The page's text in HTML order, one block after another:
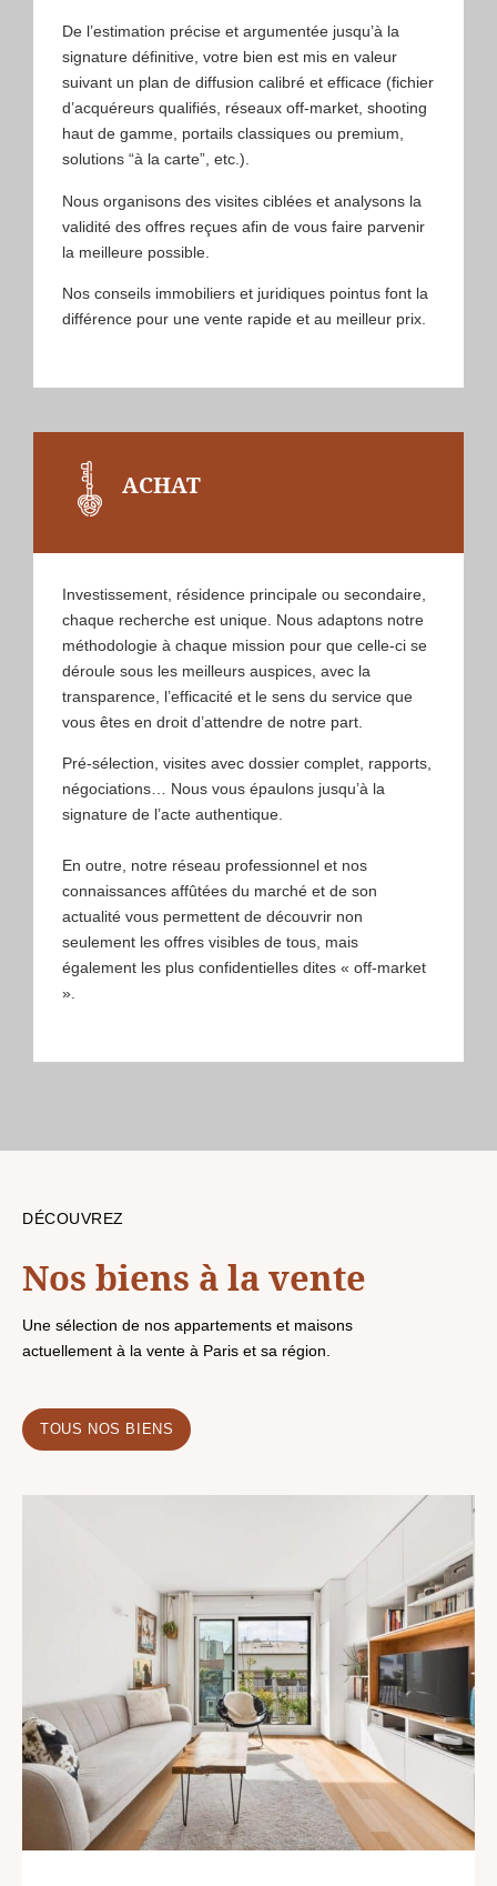
De l’estimation précise et argumentée jusqu’à la
signature définitive, votre bien est mis en valeur
suivant un plan de diffusion calibré et efficace (fichier
d’acquéreurs qualifiés, réseaux off-market, shooting
haut de gamme, portails classiques ou premium,
solutions “à la carte”, etc.).
Nous organisons des visites ciblées et analysons la
validité des offres reçues afin de vous faire parvenir
la meilleure possible.
Nos conseils immobiliers et juridiques pointus font la
différence pour une vente rapide et au meilleur prix.
ACHAT
Investissement, résidence principale ou secondaire,
chaque recherche est unique. Nous adaptons notre
méthodologie à chaque mission pour que celle-ci se
déroule sous les meilleurs auspices, avec la
transparence, l’efficacité et le sens du service que
vous êtes en droit d’attendre de notre part.
Pré-sélection, visites avec dossier complet, rapports,
négociations… Nous vous épaulons jusqu’à la
signature de l’acte authentique.
En outre, notre réseau professionnel et nos
connaissances affûtées du marché et de son
actualité vous permettent de découvrir non
seulement les offres visibles de tous, mais
également les plus confidentielles dites « off-market
».
DÉCOUVREZ
Nos biens à la vente
Une sélection de nos appartements et maisons
actuellement à la vente à Paris et sa région.
TOUS NOS BIENS